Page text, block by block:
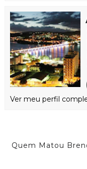
Ver meu perfil
Quem Matou